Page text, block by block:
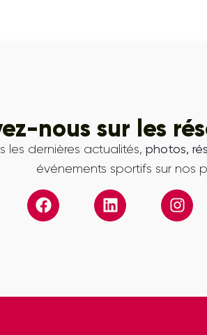
nous sur les
les dernières actualités, photos,
événements sportifs sur nos